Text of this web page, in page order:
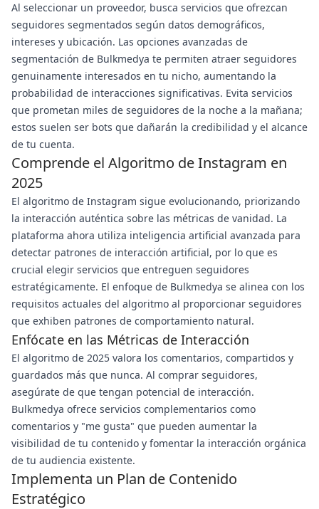
Al seleccionar un proveedor, busca servicios que ofrezcan
seguidores segmentados según datos demográficos,
intereses y ubicación. Las opciones avanzadas de
segmentación de Bulkmedya te permiten atraer seguidores
genuinamente interesados en tu nicho, aumentando la
probabilidad de interacciones significativas. Evita servicios
que prometan miles de seguidores de la noche a la mañana;
estos suelen ser bots que dañarán la credibilidad y el alcance
de tu cuenta.
Comprende el Algoritmo de Instagram en
2025
El algoritmo de Instagram sigue evolucionando, priorizando
la interacción auténtica sobre las métricas de vanidad. La
plataforma ahora utiliza inteligencia artificial avanzada para
detectar patrones de interacción artificial, por lo que es
crucial elegir servicios que entreguen seguidores
estratégicamente. El enfoque de Bulkmedya se alinea con los
requisitos actuales del algoritmo al proporcionar seguidores
que exhiben patrones de comportamiento natural.
Enfócate en las Métricas de Interacción
El algoritmo de 2025 valora los comentarios, compartidos y
guardados más que nunca. Al comprar seguidores,
asegúrate de que tengan potencial de interacción.
Bulkmedya ofrece servicios complementarios como
comentarios y "me gusta" que pueden aumentar la
visibilidad de tu contenido y fomentar la interacción orgánica
de tu audiencia existente.
Implementa un Plan de Contenido
Estratégico